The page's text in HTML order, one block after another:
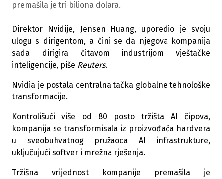
premašila je tri biliona dolara.
Direktor Nvidije, Jensen Huang, uporedio je svoju
ulogu s dirigentom, a čini se da njegova kompanija
sada dirigira čitavom industrijom vještačke
inteligencije, piše Reuters.
Nvidia je postala centralna tačka globalne tehnološke
transformacije.
Kontrolišući više od 80 posto tržišta AI čipova,
kompanija se transformisala iz proizvođača hardvera
u sveobuhvatnog pružaoca AI infrastrukture,
uključujući softver i mrežna rješenja.
Tržišna vrijednost kompanije premašila je